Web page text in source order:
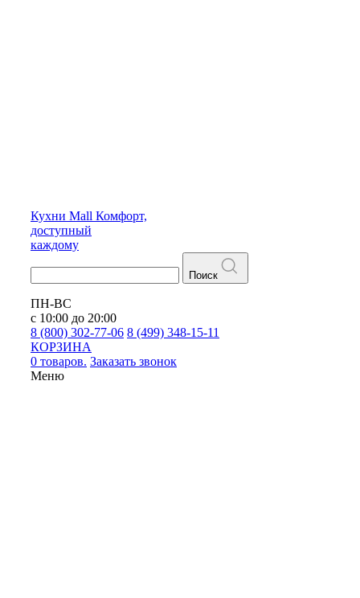
Кухни Mall Комфорт,
доступный
каждому
Поиск
ПН-ВС
с 10:00 до 20:00
8 (800) 302-77-06 8 (499) 348-15-11
КОРЗИНА
0 товаров. Заказать звонок
Меню